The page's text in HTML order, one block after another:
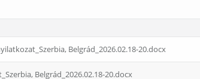
Belgrád_2026.02.18-20.docx
Belgrád_2026.02.18-20.docx